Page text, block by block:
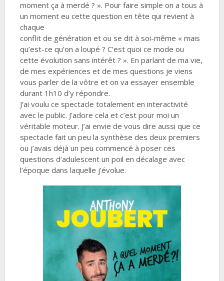
moment ça à merdé ? ». Pour faire simple on a tous à
un moment eu cette question en tête qui revient à
chaque
conflit de génération et ou se dit à soi-même « mais
qu’est-ce qu’on a loupé ? C’est quoi ce mode ou
cette évolution sans intérêt ? ». En parlant de ma vie,
de mes expériences et de mes questions je viens
vous parler de la vôtre et on va essayer ensemble
durant 1h10 d’y répondre.
J’ai voulu ce spectacle totalement en interactivité
avec le public. J’adore cela et c’est pour moi un
véritable moteur. J’ai envie de vous dire aussi que ce
spectacle fait un peu la synthèse des deux premiers
ou j’avais déjà un peu commencé à poser ces
questions d’adulescent un poil en décalage avec
l’époque dans laquelle j’évolue.